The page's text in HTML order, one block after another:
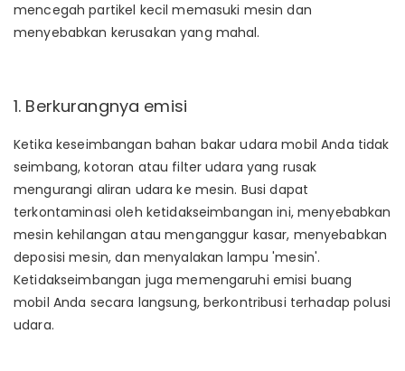
mencegah partikel kecil memasuki mesin dan
menyebabkan kerusakan yang mahal.
1. Berkurangnya emisi
Ketika keseimbangan bahan bakar udara mobil Anda tidak
seimbang, kotoran atau filter udara yang rusak
mengurangi aliran udara ke mesin. Busi dapat
terkontaminasi oleh ketidakseimbangan ini, menyebabkan
mesin kehilangan atau menganggur kasar, menyebabkan
deposisi mesin, dan menyalakan lampu 'mesin'.
Ketidakseimbangan juga memengaruhi emisi buang
mobil Anda secara langsung, berkontribusi terhadap polusi
udara.